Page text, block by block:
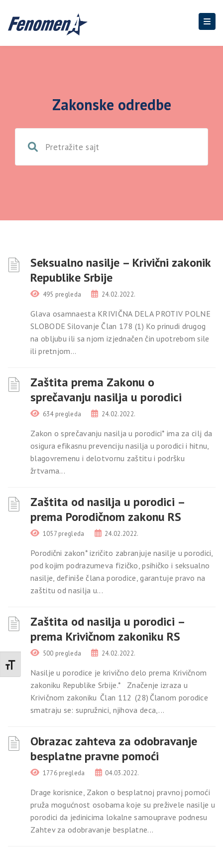
Promenite veličinu slova
Zakonske odredbe
Seksualno nasilje – Krivični zakonik
Republike Srbije
495 pregleda 24.02.2022.
Glava osamnaesta KRIVIČNA DELA PROTIV POLNE
SLOBODE Silovanje Član 178 (1) Ko prinudi drugog
na obljubu ili sa njom izjednačen čin upotrebom sile
ili pretnjom...
Zaštita prema Zakonu o
sprečavanju nasilja u porodici
634 pregleda 24.02.2022.
Zakon o sprečavanju nasilja u porodici* ima za cilj da
osigura efikasnu prevenciju nasilja u porodici i hitnu,
blagovremenu i delotvornu zaštitu i podršku
žrtvama...
Zaštita od nasilja u porodici –
prema Porodičnom zakonu RS
1057 pregleda 24.02.2022.
Porodični zakon* izričito zabranjuje nasilje u porodici,
pod kojim podrazumeva fizičko, psihičko i seksualno
nasilje, definiše člana porodice, garantuje pravo na
zaštitu od nasilja u...
Zaštita od nasilja u porodici –
prema Krivičnom zakoniku RS
500 pregleda 24.02.2022.
Nasilje u porodice je krivično delo prema Krivičnom
zakoniku Republike Srbije.* Značenje izraza u
Krivičnom zakoniku Član 112 (28) Članom porodice
smatraju se: supružnici, njihova deca,...
Obrazac zahteva za odobravanje
besplatne pravne pomoći
1776 pregleda 04.03.2022.
Drage korisnice, Zakon o besplatnoj pravnoj pomoći
pruža mogućnost osobama koje su preživele nasilje u
porodici da jedinicima lokalne samouprave podnesu
Zahtev za odobravanje besplatne...